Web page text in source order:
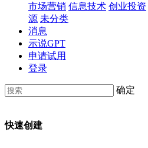
市场营销 信息技术 创业投资
源 未分类
消息
示说GPT
申请试用
登录
确定
快速创建